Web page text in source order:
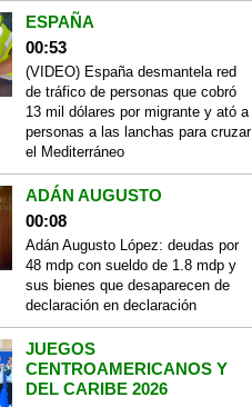
ESPAÑA
00:53
(VIDEO) España desmantela red
de tráfico de personas que cobró
13 mil dólares por migrante y ató a
personas a las lanchas para cruzar
el Mediterráneo
ADÁN AUGUSTO
00:08
Adán Augusto López: deudas por
48 mdp con sueldo de 1.8 mdp y
sus bienes que desaparecen de
declaración en declaración
JUEGOS
CENTROAMERICANOS Y
DEL CARIBE 2026